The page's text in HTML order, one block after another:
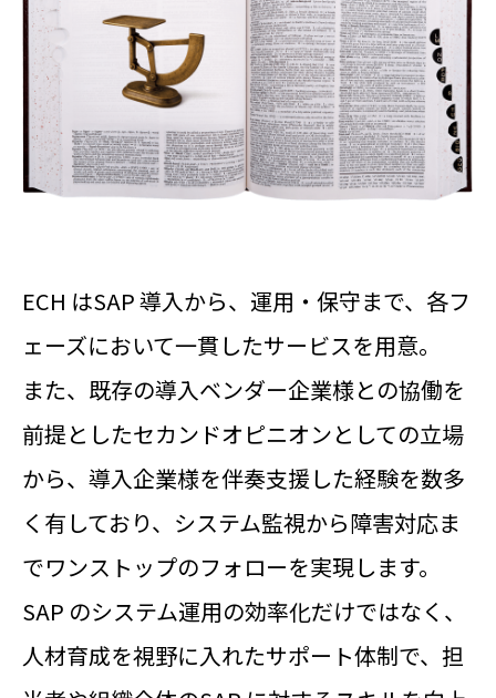
ECH はSAP 導入から、運用・保守まで、各フ
ェーズにおいて一貫したサービスを用意。
また、既存の導入ベンダー企業様との協働を
前提としたセカンドオピニオンとしての立場
から、導入企業様を伴奏支援した経験を数多
く有しており、システム監視から障害対応ま
でワンストップのフォローを実現します。
SAP のシステム運用の効率化だけではなく、
人材育成を視野に入れたサポート体制で、担